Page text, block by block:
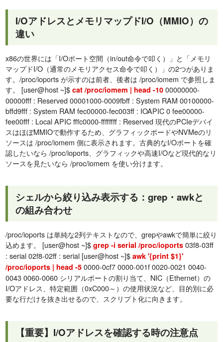
I/OアドレスとメモリマップドI/O（MMIO）の
違い
x86の世界には「I/Oポート空間（in/out命令で叩く）」と「メモリ
マップドI/O（通常のメモリアクセス命令で叩く）」の2つがありま
す。/proc/ioports が示すのは前者、後者は /proc/iomem で参照しま
す。 [user@host ~]$cat /proc/iomem | head -10 00000000-
00000fff : Reserved 00001000-0009fbff : System RAM 00100000-
bffd9fff : System RAM fec00000-fec003ff : IOAPIC 0 fee00000-
fee00fff : Local APIC fffc0000-ffffffff : Reserved 現代のPCIeデバイ
スはほぼMMIOで動作するため、グラフィックボードやNVMeのリ
ソースは /proc/iomem 側に表示されます。古典的なI/Oポートを確
認したいなら /proc/ioports、グラフィックや高速I/Oなど現代的なリ
ソースを見たいなら /proc/iomem を使い分けます。
シェルから絞り込み表示する：grep・awkと
の組み合わせ
/proc/ioports は単純な2列テキストなので、grepやawkで簡単に絞り
込めます。 [user@host ~]$grep -i serial /proc/ioports 03f8-03ff
: serial 02f8-02ff : serial [user@host ~]$awk '{print $1}'
/proc/ioports | head -5 0000-0cf7 0000-001f 0020-0021 0040-
0043 0060-0060 シリアルポートの割り当て、NIC（Ethernet）の
I/Oアドレス、特定範囲（0xC000～）の使用状況など、目的別に必
要な行だけを抜き出せるので、スクリプト化に向きます。
【重要】I/Oアドレスを確認する時の注意点